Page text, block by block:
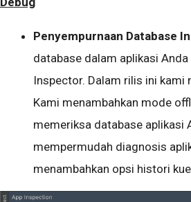
Penyempurnaan Database
database dalam aplikasi
Inspector. Dalam rilis ini kami
Kami menambahkan mode
memeriksa database aplikasi
mempermudah diagnosis
menambahkan opsi histori